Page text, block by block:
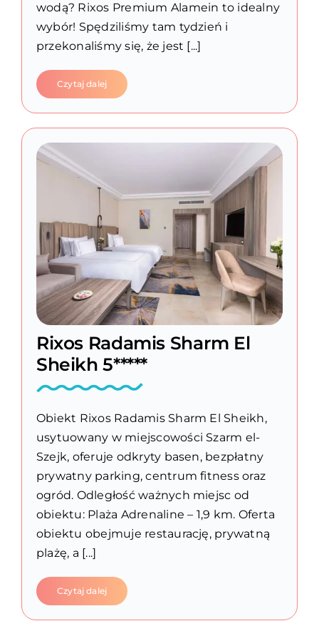
wodą? Rixos Premium Alamein to idealny
wybór! Spędziliśmy tam tydzień i
przekonaliśmy się, że jest [...]
Czytaj dalej
Rixos Radamis Sharm El
Sheikh 5*****
Obiekt Rixos Radamis Sharm El Sheikh,
usytuowany w miejscowości Szarm el-
Szejk, oferuje odkryty basen, bezpłatny
prywatny parking, centrum fitness oraz
ogród. Odległość ważnych miejsc od
obiektu: Plaża Adrenaline – 1,9 km. Oferta
obiektu obejmuje restaurację, prywatną
plażę, a [...]
Czytaj dalej